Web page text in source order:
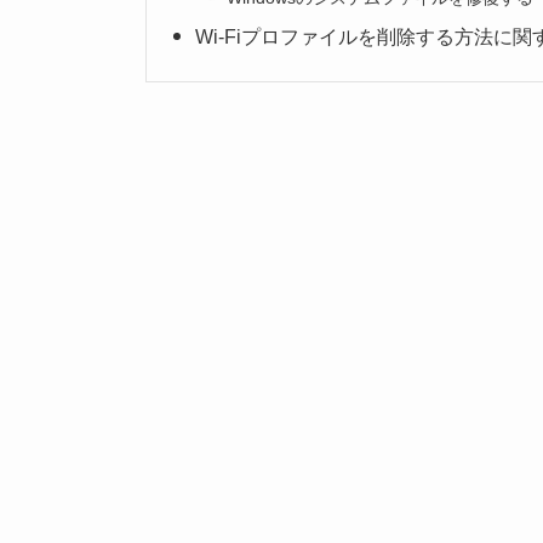
Wi-Fiプロファイルを削除する方法に関